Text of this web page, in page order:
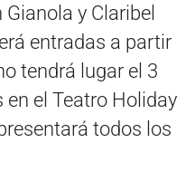
y Claribel
entradas a partir
tendrá lugar el 3
en el Teatro Holiday
todos los